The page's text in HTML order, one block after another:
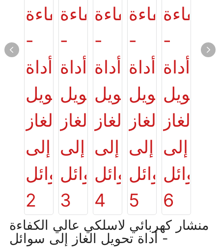
منشار كهربائي لاسلكي عالي الكفاءة
- أداة تحويل الغاز إلى سوائل